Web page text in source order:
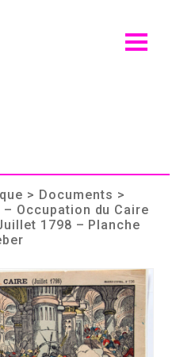
> Documents >
Occupation du Caire
1798 – Planche